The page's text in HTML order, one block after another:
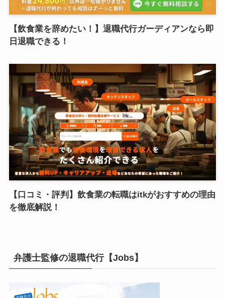
【飲食業を辞めたい！】退職代行ガーディアンなら即
日退職できる！
【口コミ・評判】飲食業の転職はitkがおすすめの理由
を徹底解説！
弁護士監修の退職代行【Jobs】